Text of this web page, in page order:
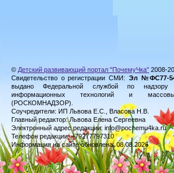
© Детский развивающий портал "ПочемуЧка" 2008-
Свидетельство о регистрации СМИ: Эл №ФС77-
выдано Федеральной службой по
информационных технологий и
(РОСКОМНАДЗОР).
Соучредители: ИП Львова Е.С., Власова Н.В.
Главный редактор: Львова Елена Сергеевна
Электронный адрес редакции: info@pochemu4ka.ru
Телефон редакции: +79277797310
Информация на сайте обновлена: 08.08.2026